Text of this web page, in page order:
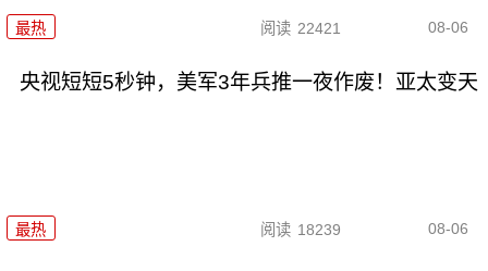
最热 阅读 22421 08-06
央视短短5秒钟，美军3年兵推一夜作废！亚太变天
最热 阅读 18239 08-06